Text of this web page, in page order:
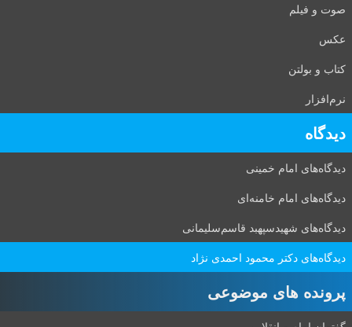
صوت و فیلم
عکس
کتاب و بولتن
نرم‌افزار
دیدگاه‌
دیدگاه‌های امام خمینی
دیدگاه‌های امام خامنه‌ای
دیدگاه‌های شهید‌سپهبد قاسم‌سلیمانی
دیدگاه‌های دکتر محمود احمدی نژاد
پرونده های موضوعی